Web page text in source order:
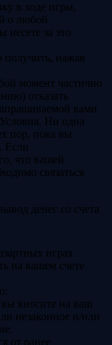
в ходе игры,
о любой
за это
нажав
момент частично
отказать
вами
Ни одна
пор, пока вы
Если
что вашей
связаться
денег со счета
играх
на вашем счете
вносите на ваш
незаконное и/или
от ранее